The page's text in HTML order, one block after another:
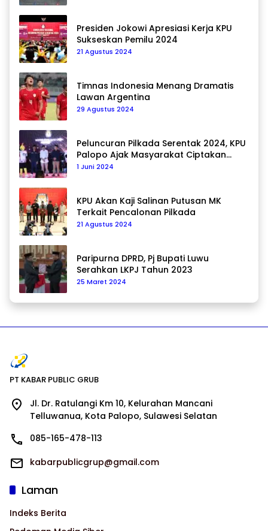
Presiden Jokowi Apresiasi Kerja KPU
Sukseskan Pemilu 2024
21 Agustus 2024
Timnas Indonesia Menang Dramatis
Lawan Argentina
29 Agustus 2024
Peluncuran Pilkada Serentak 2024, KPU
Palopo Ajak Masyarakat Ciptakan
Pilkada Damai
1 Juni 2024
KPU Akan Kaji Salinan Putusan MK
Terkait Pencalonan Pilkada
21 Agustus 2024
Paripurna DPRD, Pj Bupati Luwu
Serahkan LKPJ Tahun 2023
25 Maret 2024
PT KABAR PUBLIC GRUB
Jl. Dr. Ratulangi Km 10, Kelurahan Mancani
Telluwanua, Kota Palopo, Sulawesi Selatan
085-165-478-113
kabarpublicgrup@gmail.com
Laman
Indeks Berita